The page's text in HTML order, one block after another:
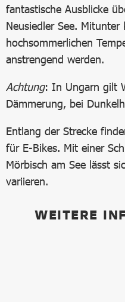
fantastische Ausblicke
Neusiedler See.
hochsommerlichen
anstrengend werden.
Achtung: In Ungarn gilt
Dämmerung, bei
Entlang der Strecke
für E-Bikes. Mit einer
Mörbisch am See lässt
variieren.
WEITERE